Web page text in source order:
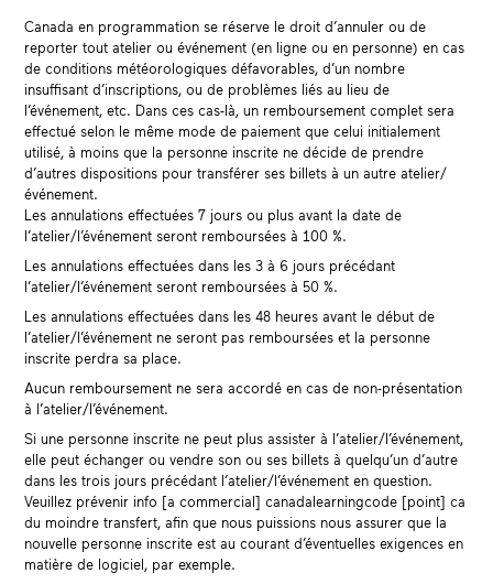
Canada en programmation se réserve le droit d’annuler ou de
reporter tout atelier ou événement (en ligne ou en personne) en cas
de conditions météorologiques défavorables, d’un nombre
insuffisant d’inscriptions, ou de problèmes liés au lieu de
l’événement, etc. Dans ces cas-là, un remboursement complet sera
effectué selon le même mode de paiement que celui initialement
utilisé, à moins que la personne inscrite ne décide de prendre
d’autres dispositions pour transférer ses billets à un autre atelier/
événement.
Les annulations effectuées 7 jours ou plus avant la date de
l’atelier/l’événement seront remboursées à 100 %.
Les annulations effectuées dans les 3 à 6 jours précédant
l’atelier/l’événement seront remboursées à 50 %.
Les annulations effectuées dans les 48 heures avant le début de
l’atelier/l’événement ne seront pas remboursées et la personne
inscrite perdra sa place.
Aucun remboursement ne sera accordé en cas de non-présentation
à l’atelier/l’événement.
Si une personne inscrite ne peut plus assister à l’atelier/l’événement,
elle peut échanger ou vendre son ou ses billets à quelqu’un d’autre
dans les trois jours précédant l’atelier/l’événement en question.
Veuillez prévenir info [a commercial] canadalearningcode [point] ca
du moindre transfert, afin que nous puissions nous assurer que la
nouvelle personne inscrite est au courant d’éventuelles exigences en
matière de logiciel, par exemple.